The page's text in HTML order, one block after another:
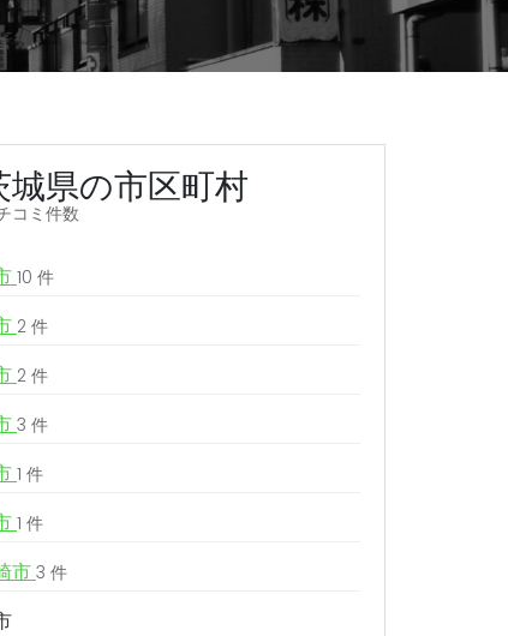
城県の市区町村
コミ件数
10 件
2 件
2 件
3 件
1 件
1 件
市 3 件